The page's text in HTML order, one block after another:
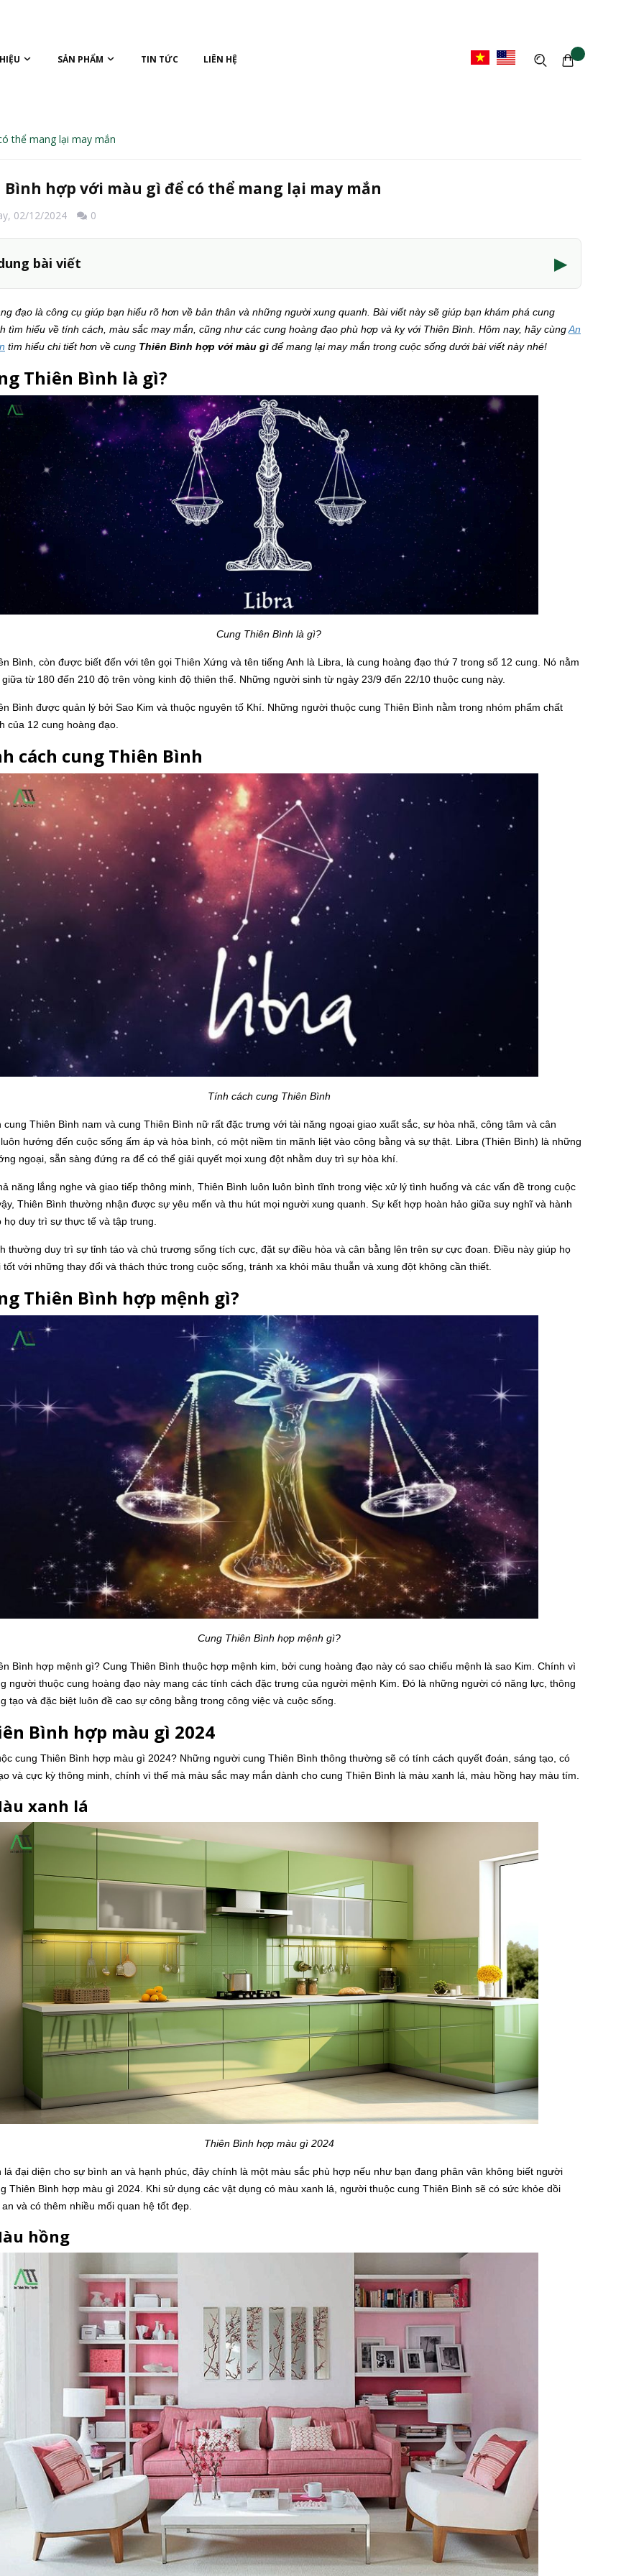
SẢN PHẨM TIN TỨC LIÊN HỆ
thể mang lại may mắn
hợp với màu gì để có thể mang lại may mắn
02/12/2024 0
bài viết ▶
đạo là công cụ giúp bạn hiểu rõ hơn về bản thân và những người xung quanh. Bài viết này sẽ giúp bạn khám phá cung
tìm hiểu về tính cách, màu sắc may mắn, cũng như các cung hoàng đạo phù hợp và kỵ với Thiên Bình. Hôm nay, hãy cùngAn
tìm hiểu chi tiết hơn về cung Thiên Bình hợp với màu gì để mang lại may mắn trong cuộc sống dưới bài viết này nhé!
Thiên Bình là gì?
Cung Thiên Bình là gì?
Bình, còn được biết đến với tên gọi Thiên Xứng và tên tiếng Anh là Libra, là cung hoàng đạo thứ 7 trong số 12 cung. Nó nằm
từ 180 đến 210 độ trên vòng kinh độ thiên thể. Những người sinh từ ngày 23/9 đến 22/10 thuộc cung này.
Bình được quản lý bởi Sao Kim và thuộc nguyên tố Khí. Những người thuộc cung Thiên Bình nằm trong nhóm phẩm chất
của 12 cung hoàng đạo.
cách cung Thiên Bình
Tính cách cung Thiên Bình
cung Thiên Bình nam và cung Thiên Bình nữ rất đặc trưng với tài năng ngoại giao xuất sắc, sự hòa nhã, công tâm và cân
hướng đến cuộc sống ấm áp và hòa bình, có một niềm tin mãnh liệt vào công bằng và sự thật. Libra (Thiên Bình) là những
ngoại, sẵn sàng đứng ra để có thể giải quyết mọi xung đột nhằm duy trì sự hòa khí.
năng lắng nghe và giao tiếp thông minh, Thiên Bình luôn luôn bình tĩnh trong việc xử lý tình huống và các vấn đề trong cuộc
Thiên Bình thường nhận được sự yêu mến và thu hút mọi người xung quanh. Sự kết hợp hoàn hảo giữa suy nghĩ và hành
họ duy trì sự thực tế và tập trung.
thường duy trì sự tỉnh táo và chủ trương sống tích cực, đặt sự điều hòa và cân bằng lên trên sự cực đoan. Điều này giúp họ
tốt với những thay đổi và thách thức trong cuộc sống, tránh xa khỏi mâu thuẫn và xung đột không cần thiết.
Thiên Bình hợp mệnh gì?
Cung Thiên Bình hợp mệnh gì?
Bình hợp mệnh gì? Cung Thiên Bình thuộc hợp mệnh kim, bởi cung hoàng đạo này có sao chiếu mệnh là sao Kim. Chính vì
người thuộc cung hoàng đạo này mang các tính cách đặc trưng của người mệnh Kim. Đó là những người có năng lực, thông
tạo và đặc biệt luôn đề cao sự công bằng trong công việc và cuộc sống.
Bình hợp màu gì 2024
cung Thiên Bình hợp màu gì 2024? Những người cung Thiên Bình thông thường sẽ có tính cách quyết đoán, sáng tạo, có
và cực kỳ thông minh, chính vì thế mà màu sắc may mắn dành cho cung Thiên Bình là màu xanh lá, màu hồng hay màu tím.
xanh lá
Thiên Bình hợp màu gì 2024
lá đại diện cho sự bình an và hạnh phúc, đây chính là một màu sắc phù hợp nếu như bạn đang phân vân không biết người
Thiên Bình hợp màu gì 2024. Khi sử dụng các vật dụng có màu xanh lá, người thuộc cung Thiên Bình sẽ có sức khỏe dồi
và có thêm nhiều mối quan hệ tốt đẹp.
hồng